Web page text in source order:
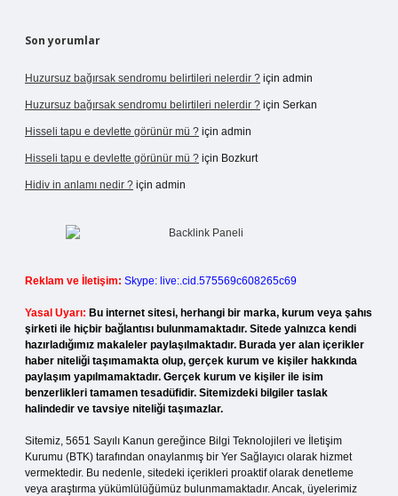
Son yorumlar
Huzursuz bağırsak sendromu belirtileri nelerdir ? için admin
Huzursuz bağırsak sendromu belirtileri nelerdir ? için Serkan
Hisseli tapu e devlette görünür mü ? için admin
Hisseli tapu e devlette görünür mü ? için Bozkurt
Hidiv in anlamı nedir ? için admin
Reklam ve İletişim: Skype: live:.cid.575569c608265c69
Yasal Uyarı: Bu internet sitesi, herhangi bir marka, kurum veya şahıs
şirketi ile hiçbir bağlantısı bulunmamaktadır. Sitede yalnızca kendi
hazırladığımız makaleler paylaşılmaktadır. Burada yer alan içerikler
haber niteliği taşımamakta olup, gerçek kurum ve kişiler hakkında
paylaşım yapılmamaktadır. Gerçek kurum ve kişiler ile isim
benzerlikleri tamamen tesadüfidir. Sitemizdeki bilgiler taslak
halindedir ve tavsiye niteliği taşımazlar.
Sitemiz, 5651 Sayılı Kanun gereğince Bilgi Teknolojileri ve İletişim
Kurumu (BTK) tarafından onaylanmış bir Yer Sağlayıcı olarak hizmet
vermektedir. Bu nedenle, sitedeki içerikleri proaktif olarak denetleme
veya araştırma yükümlülüğümüz bulunmamaktadır. Ancak, üyelerimiz